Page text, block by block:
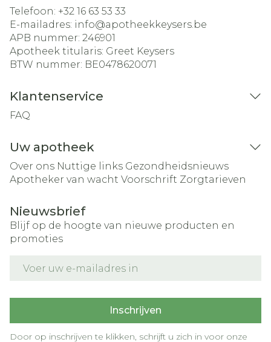
Telefoon: +32 16 63 53 33
E-mailadres: info@apotheekkeysers.be
APB nummer: 246901
Apotheek titularis: Greet Keysers
BTW nummer: BE0478620071
Klantenservice
FAQ
Uw apotheek
Over ons Nuttige links Gezondheidsnieuws
Apotheker van wacht Voorschrift Zorgtarieven
Nieuwsbrief
Blijf op de hoogte van nieuwe producten en
promoties
Inschrijven
Door op inschrijven te klikken, schrijft u zich in voor onze